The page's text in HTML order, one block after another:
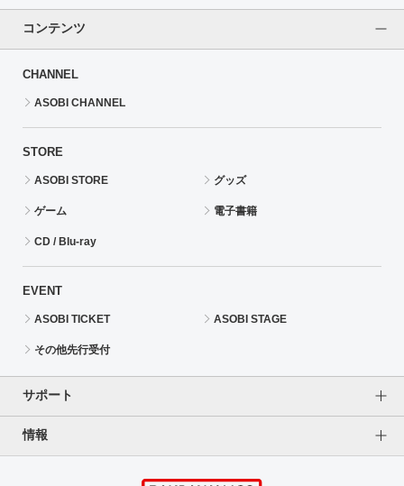
コンテンツ
CHANNEL
ASOBI CHANNEL
STORE
ASOBI STORE グッズ
ゲーム 電子書籍
CD / Blu-ray
EVENT
ASOBI TICKET ASOBI STAGE
その他先行受付
サポート
よくあるご質問（FAQ）
情報
個人情報保護方針